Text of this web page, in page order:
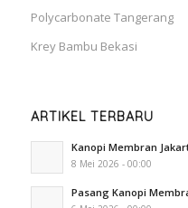
Polycarbonate Tangerang
Krey Bambu Bekasi
ARTIKEL TERBARU
Kanopi Membran
8 Mei 2026 - 00:00
Pasang Kanopi